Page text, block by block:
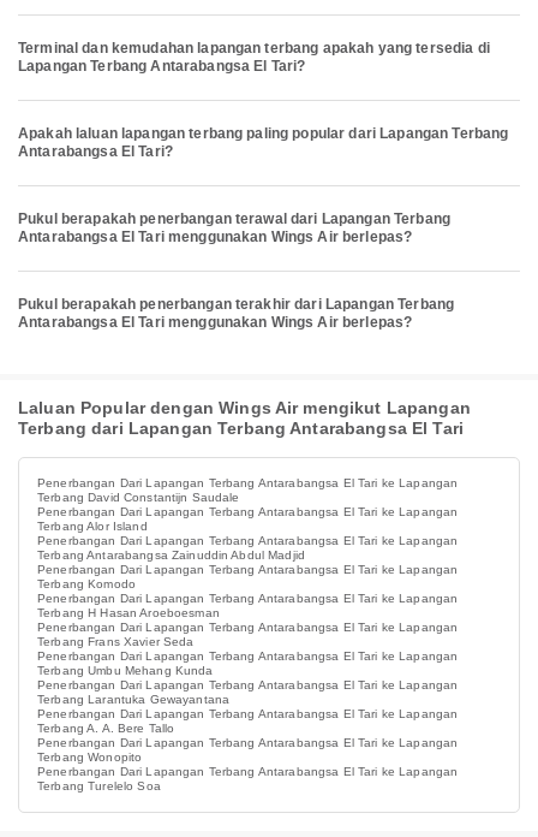
Terminal dan kemudahan lapangan terbang apakah yang tersedia di
Lapangan Terbang Antarabangsa El Tari?
Apakah laluan lapangan terbang paling popular dari Lapangan Terbang
Antarabangsa El Tari?
Pukul berapakah penerbangan terawal dari Lapangan Terbang
Antarabangsa El Tari menggunakan Wings Air berlepas?
Pukul berapakah penerbangan terakhir dari Lapangan Terbang
Antarabangsa El Tari menggunakan Wings Air berlepas?
Laluan Popular dengan Wings Air mengikut Lapangan
Terbang dari Lapangan Terbang Antarabangsa El Tari
Penerbangan Dari Lapangan Terbang Antarabangsa El Tari ke Lapangan
Terbang David Constantijn Saudale
Penerbangan Dari Lapangan Terbang Antarabangsa El Tari ke Lapangan
Terbang Alor Island
Penerbangan Dari Lapangan Terbang Antarabangsa El Tari ke Lapangan
Terbang Antarabangsa Zainuddin Abdul Madjid
Penerbangan Dari Lapangan Terbang Antarabangsa El Tari ke Lapangan
Terbang Komodo
Penerbangan Dari Lapangan Terbang Antarabangsa El Tari ke Lapangan
Terbang H Hasan Aroeboesman
Penerbangan Dari Lapangan Terbang Antarabangsa El Tari ke Lapangan
Terbang Frans Xavier Seda
Penerbangan Dari Lapangan Terbang Antarabangsa El Tari ke Lapangan
Terbang Umbu Mehang Kunda
Penerbangan Dari Lapangan Terbang Antarabangsa El Tari ke Lapangan
Terbang Larantuka Gewayantana
Penerbangan Dari Lapangan Terbang Antarabangsa El Tari ke Lapangan
Terbang A. A. Bere Tallo
Penerbangan Dari Lapangan Terbang Antarabangsa El Tari ke Lapangan
Terbang Wonopito
Penerbangan Dari Lapangan Terbang Antarabangsa El Tari ke Lapangan
Terbang Turelelo Soa